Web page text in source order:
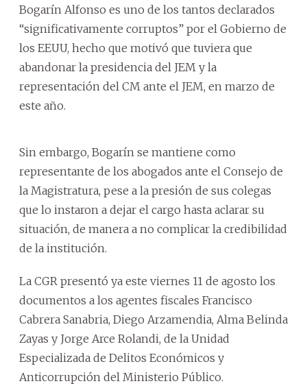
Bogarín Alfonso es uno de los tantos declarados
“significativamente corruptos” por el Gobierno de
los EEUU, hecho que motivó que tuviera que
abandonar la presidencia del JEM y la
representación del CM ante el JEM, en marzo de
este año.
Sin embargo, Bogarín se mantiene como
representante de los abogados ante el Consejo de
la Magistratura, pese a la presión de sus colegas
que lo instaron a dejar el cargo hasta aclarar su
situación, de manera a no complicar la credibilidad
de la institución.
La CGR presentó ya este viernes 11 de agosto los
documentos a los agentes fiscales Francisco
Cabrera Sanabria, Diego Arzamendia, Alma Belinda
Zayas y Jorge Arce Rolandi, de la Unidad
Especializada de Delitos Económicos y
Anticorrupción del Ministerio Público.